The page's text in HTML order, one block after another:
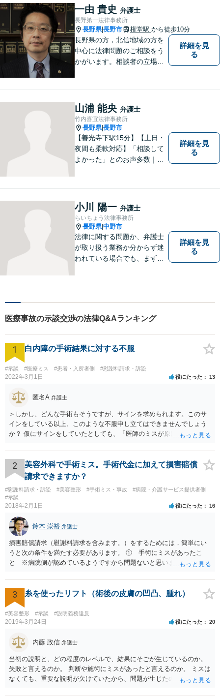
する癖をつけることを勧めて
おります。早期相談が早期解
決に繋がりますのでお気軽に
ご相談ください。
一由 貴史 弁護士
長野第一法律事務所
長野県|長野市 権堂駅 から徒歩10分
長野県の方，北信地域の方を
中心に法律問題のご相談をう
かがいます。相談者の立場を
詳細を見
る
山浦 能央 弁護士
竹内喜宜法律事務所
長野県|長野市
【善光寺下駅15分】【土日・
夜間も柔軟対応】「相談して
よかった」とのお声多数｜交
士が親身にサポートします。
どんな小さなお悩みでも、ま
ずはお気軽にご相談くださ
い。【完全個室で相談】
詳細を見
る
小川 陽一 弁護士
らいちょう法律事務所
長野県|中野市
法律に関する問題か、弁護士
が取り扱う業務か分からず迷
われている場合でも、まずは
詳細を見
る
医療事故の示談交渉の法律Q&Aランキング
1 白内障の手術結果に対する不服
#示談 #医療ミス #患者・入所者側 #慰謝料請求・訴訟
2022年3月1日 役にたった 13
匿名A 弁護士
＞しかし、どんな手術もそうですが、サインを求められます。このサ
インをしている以上、このような不服申し立てはできませんでしょう
か？ 仮にサインをしていたとしても、「医師のミスが原因で老眼がひ
眼が悪化することがあるにもかかわらず、全く説明されなかったよう
な場合」には、請求することは可能です。
2
美容外科で手術ミス。手術代金に加えて損害賠償
請求できますか？
#慰謝料請求・訴訟 #美容整形 #手術ミス・事故
#病院・介護サービス提供者側
#示談
2018年2月1日 役にたった 16
鈴木 崇裕 弁護士
損害賠償請求（慰謝料請求を含みます。）をするためには，簡単にい
うと次の条件を満たす必要があります。 ① 手術にミスがあったこ
と ※病院側が認めているようですから問題ないと思います。 ② 手
術のミスの「せいで」マスクが外せなくなったこと ④ 仕事を休まな
ければならなくなった「せいで」休業損害が発生したこと ⑤ マスク
を外せなくなった「せいで」経済的に評価できる精神的な損害が発生
したこと 「せいで」と強調した点が，内藤先生のご指摘なさる「相当
因果関係」です。 手術のミスと関係のないことまでは責任追及ができ
しく悪くなってしまったとか， 手術のミスの結果，入院期間が延びて
しまったとかいう事情があれば， 追加請求が可能な余地があります。
ただし，手術代の返金に応じた際に「これ以上金銭の請求はしませ
ん」という趣旨の合意をしてしまっていると， 上記の請求は，基本的
には困難となります。
3 糸を使ったリフト（術後の皮膚の凹凸、腫れ）
#美容整形 #示談 #説明義務違反
2019年3月24日 役にたった 20
内藤 政信 弁護士
当初の説明と、どの程度のレベルで、結果にそごが生じているのか。
失敗と言えるのか。 判断や施術にミスがあったと言えるのか。 ミスは
なくても、重要な説明が欠けていたから、問題が生じたのか。 美容整